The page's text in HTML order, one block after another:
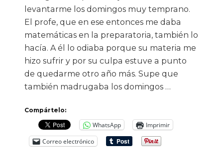
levantarme los domingos muy temprano.
El profe, que en ese entonces me daba
matemáticas en la preparatoria, también lo
hacía. A él lo odiaba porque su materia me
hizo sufrir y por su culpa estuve a punto
de quedarme otro año más. Supe que
también madrugaba los domingos …
Compártelo:
WhatsApp
Imprimir
Correo electrónico